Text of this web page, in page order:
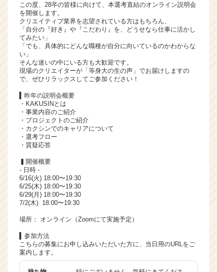
リ
（C
e
r
C
e
r）
この度、28卒の皆様に向けて、本選考直結のオンライン説明会
を開催します。
クリエイティブ業界を志望されている方はもちろん、
「自分の『好き』や『こだわり』を、どうせなら仕事に活かし
てみたい」
「でも、具体的にどんな職種が自分に向いているのかわからな
い」
そんな迷いの中にいる方も大歓迎です。
現場のクリエイターが「等身大の生の声」でお届けしますの
で、ぜひリラックスしてご参加ください！
▍昨年の説明会概要
・KAKUSINとは
・事業内容のご紹介
・プロジェクトのご紹介
・カクシンでのキャリアについて
・選考フロー
・質疑応答
▍開催概要
- 日時 -
6/16(火) 18:00〜19:30
6/25(木) 18:00〜19:30
6/29(月) 18:00〜19:30
7/2(木) 18:00〜19:30
場所： オンライン（Zoomにて実施予定）
▍参加方法
こちらの募集にお申し込みいただいた方に、当日用のURLをご
案内します。